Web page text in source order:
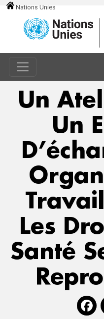
Nations Unies
Un
Un
Les
Santé